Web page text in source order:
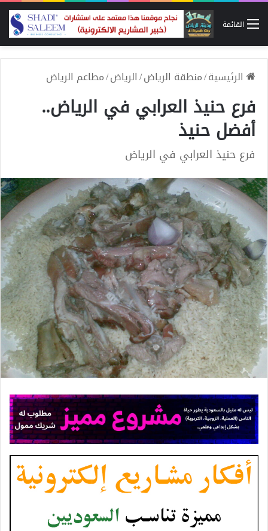
القائمة
الرئيسية/منطقة الرياض/الرياض/مطاعم الرياض
فرع حنيذ العرابي في الرياض..
أفضل حنيذ
فرع حنيذ العرابي في الرياض